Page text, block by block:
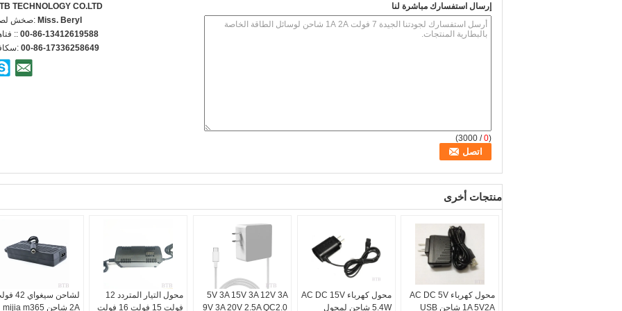
TECHNOLOGY CO.LTD
اتصل Miss. Beryl
00-86-13412619588
00-86-17336258649
إرسال استفسارك مباشرة لنا
(
0
/ 3000)
منتجات أخرى
لشاحن
2A شاحن mijia m365
محول التيار المتردد 12
فولت 15 فولت 16 فولت
5V 3A 15V 3A 12V 3A
9V 3A 20V 2.5A QC2.0
محول كهرباء AC DC 15V
5.4W شاحن لمحول
محول كهرباء AC DC 5V
1A 5V2A شاحن USB